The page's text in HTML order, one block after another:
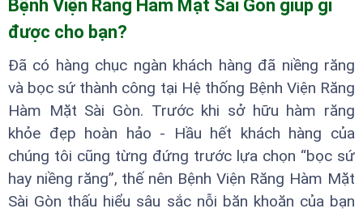
Bệnh Viện Răng Hàm Mặt Sài Gòn giúp gì
được cho bạn?
Đã có hàng chục ngàn khách hàng đã niềng răng
và bọc sứ thành công tại Hệ thống Bệnh Viện Răng
Hàm Mặt Sài Gòn. Trước khi sở hữu hàm răng
khỏe đẹp hoàn hảo - Hầu hết khách hàng của
chúng tôi cũng từng đứng trước lựa chọn “bọc sứ
hay niềng răng”, thế nên Bệnh Viện Răng Hàm Mặt
Sài Gòn thấu hiểu sâu sắc nỗi băn khoăn của bạn